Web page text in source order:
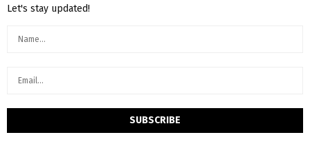
Let's stay updated!